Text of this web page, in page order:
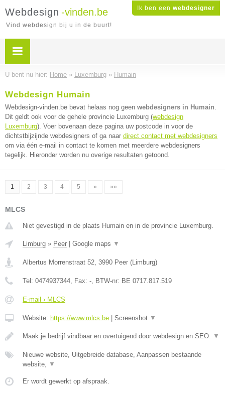
Ik ben een webdesigner
Webdesign -vinden.be
Vind webdesign bij u in de buurt!
U bent nu hier: Home » Luxemburg » Humain
Webdesign Humain
Webdesign-vinden.be bevat helaas nog geen webdesigners in Humain.
Dit geldt ook voor de gehele provincie Luxemburg (webdesign
Luxemburg). Voer bovenaan deze pagina uw postcode in voor de
dichtstbijzijnde webdesigners of ga naar direct contact met webdesigners
om via één e-mail in contact te komen met meerdere webdesigners
tegelijk. Hieronder worden nu overige resultaten getoond.
1 2 3 4 5 » »»
MLCS
Niet gevestigd in de plaats Humain en in de provincie Luxemburg.
Limburg » Peer Google maps ▼
Albertus Morrenstraat 52, 3990 Peer (Limburg)
Tel: 0474937344, Fax: -, BTW-nr: BE 0717.817.519
E-mail › MLCS
Website: https://www.mlcs.be Screenshot ▼
Maak je bedrijf vindbaar en overtuigend door webdesign en SEO. ▼
Nieuwe website, Uitgebreide database, Aanpassen bestaande
website, ▼
Er wordt gewerkt op afspraak.